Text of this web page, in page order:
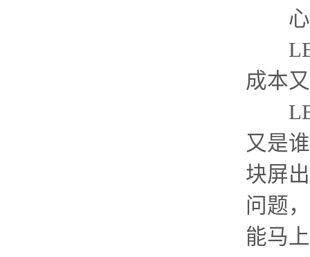
心
LED
成本
LED
又是
块屏
问题
能马